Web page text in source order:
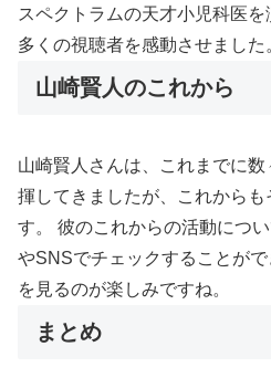
スペクトラムの天才小児科医を
多くの視聴者を感動させました
山崎賢人のこれから
山崎賢人さんは、これまでに
揮してきましたが、これからも
す。 彼のこれからの活動につ
やSNSでチェックすることが
を見るのが楽しみですね。
まとめ